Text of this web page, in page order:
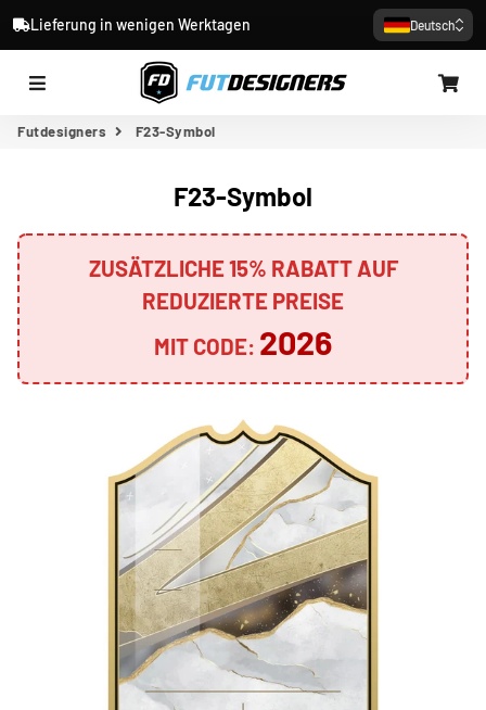
Lieferung in wenigen Werktagen Deutsch
Futdesigners F23-Symbol
F23-Symbol
ZUSÄTZLICHE 15% RABATT AUF
REDUZIERTE PREISE
MIT CODE: 2026